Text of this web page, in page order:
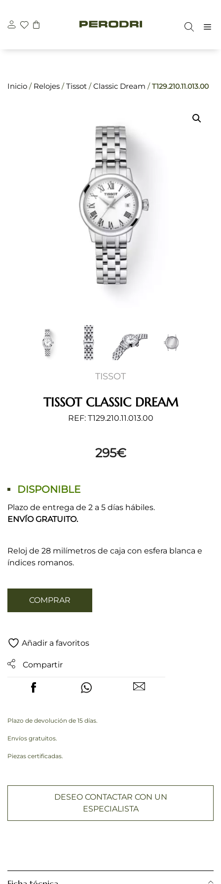
contenido
Inicio / Relojes /Tissot /Classic Dream /T129.210.11.013.00
TISSOT
TISSOT CLASSIC DREAM
REF: T129.210.11.013.00
295€
DISPONIBLE
Plazo de entrega de 2 a 5 días hábiles.
ENVÍO GRATUITO.
Reloj de 28 milímetros de caja con esfera blanca e
índices romanos.
COMPRAR
Añadir a favoritos
Compartir
Plazo de devolución de 15 días.
Envíos gratuitos.
Piezas certificadas.
DESEO CONTACTAR CON UN
ESPECIALISTA